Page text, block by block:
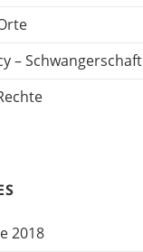
– Schwangerschaft
2018